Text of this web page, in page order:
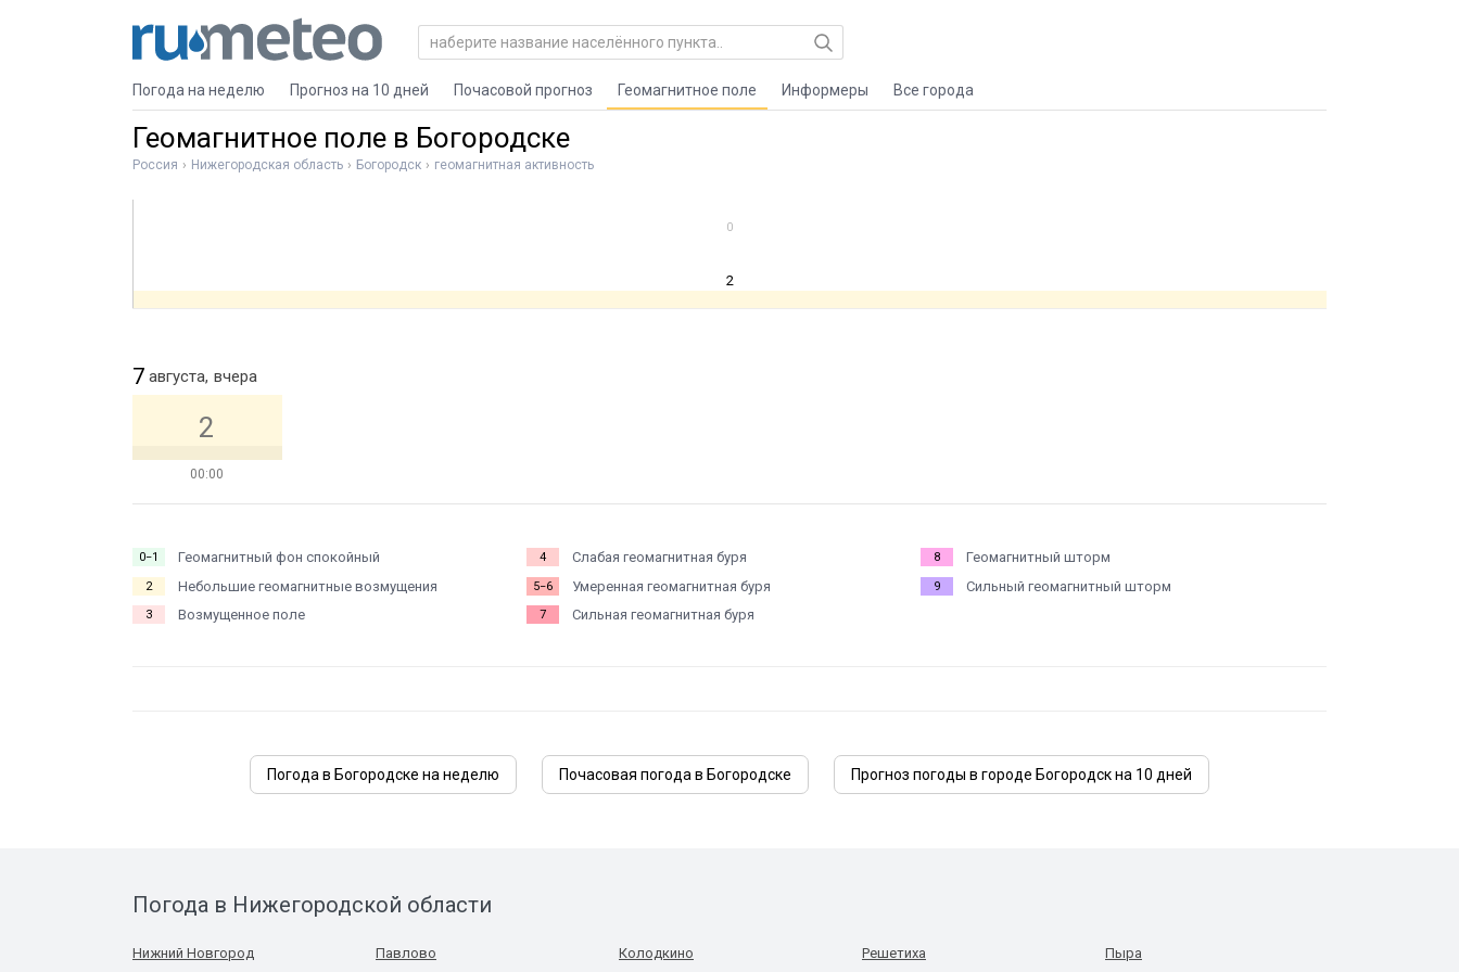
Погода на неделю Прогноз на 10 дней Почасовой прогноз Геомагнитное поле Информеры Все города
Геомагнитное поле в Богородске
Россия Нижегородская область Богородск геомагнитная активность
0
2
7 августа, вчера
00:00
2
0−1 Геомагнитный фон спокойный
2 Небольшие геомагнитные возмущения
3 Возмущенное поле
4 Слабая геомагнитная буря
5−6 Умеренная геомагнитная буря
7 Сильная геомагнитная буря
8 Геомагнитный шторм
9 Сильный геомагнитный шторм
Погода в Богородске на неделю Почасовая погода в Богородске Прогноз погоды в городе Богородск на 10 дней
Погода в Нижегородской области
Нижний Новгород Павлово Колодкино Решетиха Пыра